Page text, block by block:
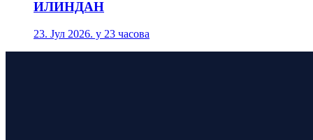
ИЛИНДАН
23. Јул 2026. у 23 часова